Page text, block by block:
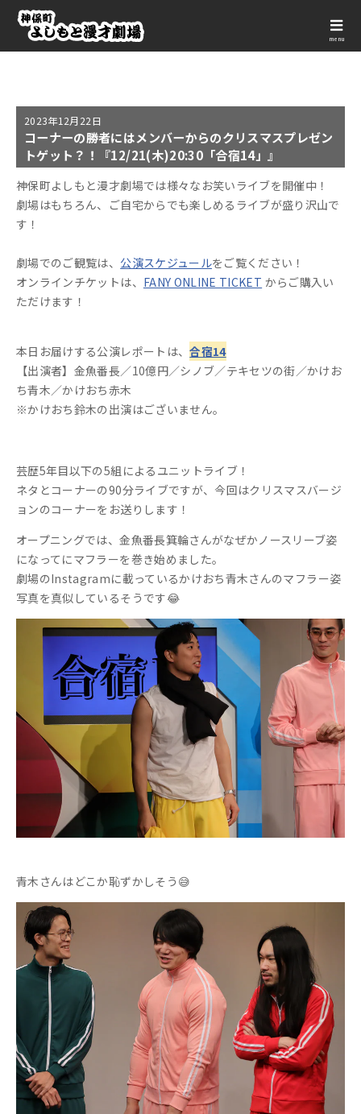
menu
2023年12月22日
コーナーの勝者にはメンバーからのクリスマスプレゼン
トゲット？！『12/21(木)20:30「合宿14」』
神保町よしもと漫才劇場では様々なお笑いライブを開催中！
劇場はもちろん、ご自宅からでも楽しめるライブが盛り沢山で
す！
劇場でのご観覧は、 公演スケジュールをご覧ください！
オンラインチケットは、 FANY ONLINE TICKET からご購入い
ただけます！
本日お届けする公演レポートは、合宿14
【出演者】金魚番長／10億円／シノブ／テキセツの街／かけお
ち青木／かけおち赤木
※かけおち鈴木の出演はございません。
芸歴5年目以下の5組によるユニットライブ！
ネタとコーナーの90分ライブですが、今回はクリスマスバージ
ョンのコーナーをお送りします！
オープニングでは、金魚番長箕輪さんがなぜかノースリーブ姿
になってにマフラーを巻き始めました。
劇場のInstagramに載っているかけおち青木さんのマフラー姿
写真を真似しているそうです😂
青木さんはどこか恥ずかしそう😅